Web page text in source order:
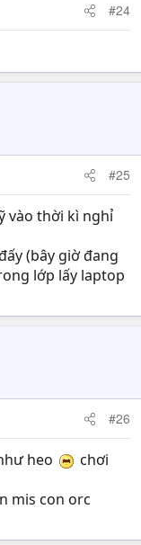
#24
#25
vào thời kì nghỉ
(bây giờ đang
lớp lấy laptop
#26
heo
chơi
mis con orc